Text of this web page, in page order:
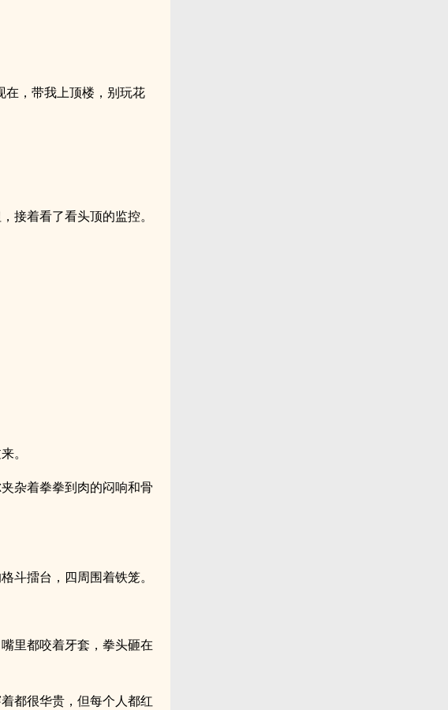
在，带我上顶楼，别玩花
接着看了看头顶的监控。
。
杂着拳拳到肉的闷响和骨
斗擂台，四周围着铁笼。
里都咬着牙套，拳头砸在
都很华贵，但每个人都红